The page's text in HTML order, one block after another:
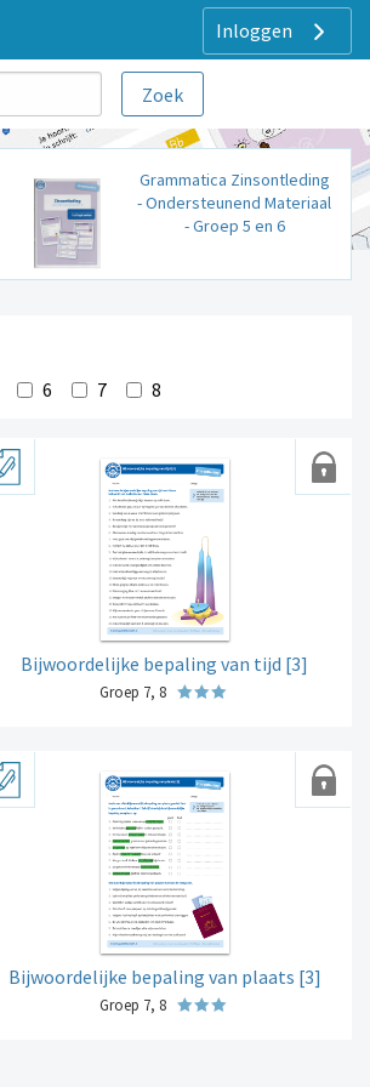
Inloggen
Grammatica Zinsontleding
- Ondersteunend Materiaal
- Groep 5 en 6
6 7 8
Bijwoordelijke bepaling van tijd [3]
Groep 7, 8
Bijwoordelijke bepaling van plaats [3]
Groep 7, 8